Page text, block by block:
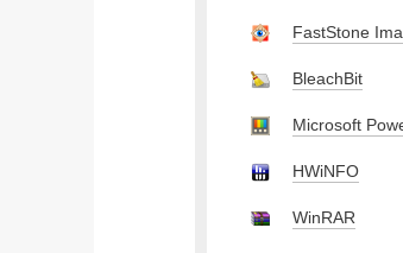
FastStone
BleachBit
Microsoft
HWiNFO
WinRAR